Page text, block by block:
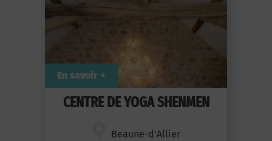
CENTRE DE YOGA SHENMEN
Beaune-d'Allier
En savoir +